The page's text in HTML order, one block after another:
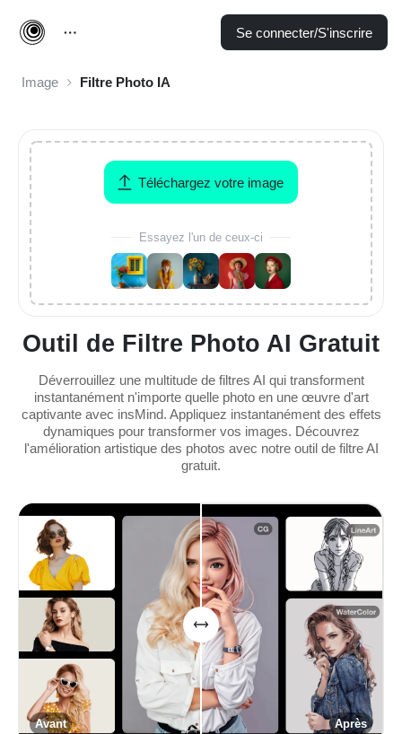
Se connecter/S'inscrire
Image Filtre Photo IA
Outil de Filtre Photo AI Gratuit
Déverrouillez une multitude de filtres AI qui transforment
instantanément n'importe quelle photo en une œuvre d'art
captivante avec insMind. Appliquez instantanément des effets
dynamiques pour transformer vos images. Découvrez
l'amélioration artistique des photos avec notre outil de filtre AI
gratuit.
Après
Avant
Téléchargez votre image
Essayez l'un de ceux-ci